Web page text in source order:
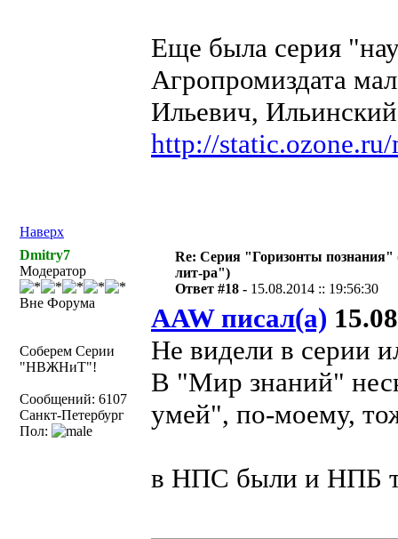
Еще была серия
Агропромиздата
Ильевич,
http://
Наверх
Dmitry7
Модератор
Вне Форума
Соберем Серии
"НВЖНиТ"!
Сообщений: 6107
Санкт-Петербург
Пол:
Re: Серия "Горизонты познания"
лит-ра")
Ответ #18 - 15.08.2014 :: 19:56:30
AAW писал(а)
Не видели в серии
В "Мир знаний"
умей", по-моему,
в НПС были и НПБ